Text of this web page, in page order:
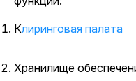
Клиринговая палата
Хранилище